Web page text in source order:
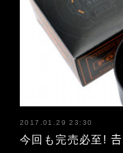
2017.01.29 23:30
今回も完売必至!